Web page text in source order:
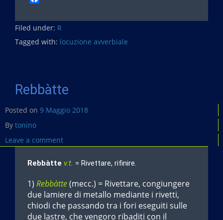
c
e
b
Filed under: R
Tagged with: locuzione avverbiale
Rebbàtte
Posted on 9 Maggio 2018
By tonino
Leave a comment
Rebbàtte v.t. = Rivettare, rifinire.
1) Rebbàtte(mecc.) = Rivettare, congiungere
due lamiere di metallo mediante i rivetti,
chiodi che passando tra i fori eseguiti sulle
due lastre, che vengoro ribaditi con il